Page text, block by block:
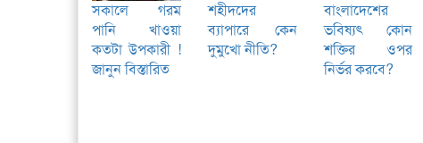
সকালে গরম
পানি খাওয়া
কতটা উপকারী !
জানুন বিস্তারিত
শহীদদের
ব্যাপারে কেন
দুমুখো নীতি?
বাংলাদেশের
ভবিষ্যৎ কোন
শক্তির ওপর
নির্ভর করবে?